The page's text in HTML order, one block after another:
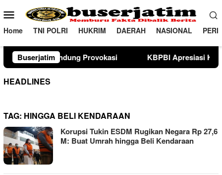
ke
konten
Menu
Mobile
Home TNI POLRI HUKRIM DAERAH NASIONAL
Buserjatim
Provokasi KBPBI Apresiasi Komitmen Kapolri Kawal
HEADLINES
TAG: HINGGA BELI KENDARAAN
Korupsi Tukin ESDM Rugikan Negara Rp 27,6
M: Buat Umrah hingga Beli Kendaraan